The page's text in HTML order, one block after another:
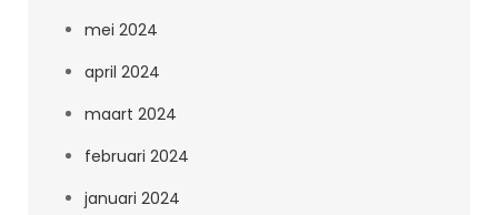
mei 2024
april 2024
maart 2024
februari 2024
januari 2024